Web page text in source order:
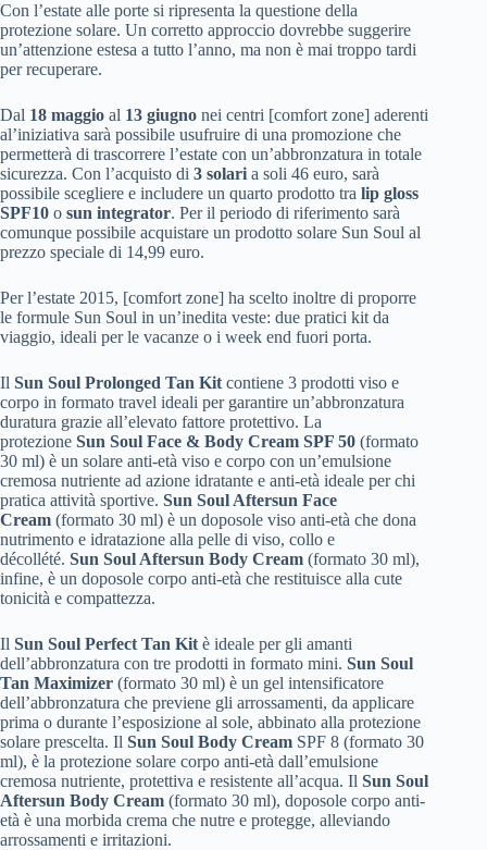
Con l’estate alle porte si ripresenta la questione della
protezione solare. Un corretto approccio dovrebbe suggerire
un’attenzione estesa a tutto l’anno, ma non è mai troppo tardi
per recuperare.
Dal 18 maggio al 13 giugno nei centri [comfort zone] aderenti
al’iniziativa sarà possibile usufruire di una promozione che
permetterà di trascorrere l’estate con un’abbronzatura in totale
sicurezza. Con l’acquisto di 3 solari a soli 46 euro, sarà
possibile scegliere e includere un quarto prodotto tra lip gloss
SPF10 o sun integrator. Per il periodo di riferimento sarà
comunque possibile acquistare un prodotto solare Sun Soul al
prezzo speciale di 14,99 euro.
Per l’estate 2015, [comfort zone] ha scelto inoltre di proporre
le formule Sun Soul in un’inedita veste: due pratici kit da
viaggio, ideali per le vacanze o i week end fuori porta.
Il Sun Soul Prolonged Tan Kit contiene 3 prodotti viso e
corpo in formato travel ideali per garantire un’abbronzatura
duratura grazie all’elevato fattore protettivo. La
protezione Sun Soul Face & Body Cream SPF 50 (formato
30 ml) è un solare anti-età viso e corpo con un’emulsione
cremosa nutriente ad azione idratante e anti-età ideale per chi
pratica attività sportive. Sun Soul Aftersun Face
Cream (formato 30 ml) è un doposole viso anti-età che dona
nutrimento e idratazione alla pelle di viso, collo e
décollété. Sun Soul Aftersun Body Cream (formato 30 ml),
infine, è un doposole corpo anti-età che restituisce alla cute
tonicità e compattezza.
Il Sun Soul Perfect Tan Kit è ideale per gli amanti
dell’abbronzatura con tre prodotti in formato mini. Sun Soul
Tan Maximizer (formato 30 ml) è un gel intensificatore
dell’abbronzatura che previene gli arrossamenti, da applicare
prima o durante l’esposizione al sole, abbinato alla protezione
solare prescelta. Il Sun Soul Body Cream SPF 8 (formato 30
ml), è la protezione solare corpo anti-età dall’emulsione
cremosa nutriente, protettiva e resistente all’acqua. Il Sun Soul
Aftersun Body Cream (formato 30 ml), doposole corpo anti-
età è una morbida crema che nutre e protegge, alleviando
arrossamenti e irritazioni.